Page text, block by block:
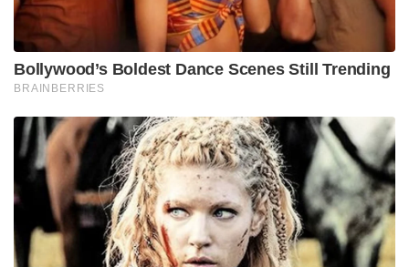
Bollywood’s Boldest Dance Scenes Still Trending
BRAINBERRIES